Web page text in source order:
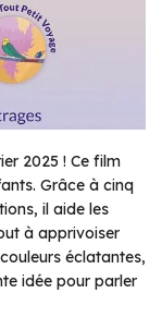
2025 ! Ce film
Grâce à cinq
il aide les
à apprivoiser
éclatantes,
idée pour parler